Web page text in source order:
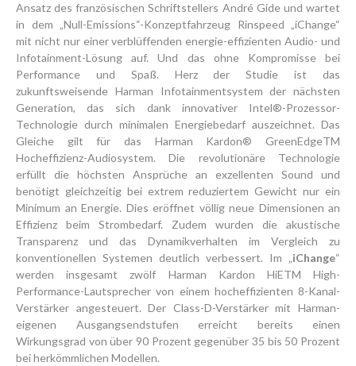
Ansatz des französischen Schriftstellers André Gide und wartet
in dem „Null-Emissions“-Konzeptfahrzeug Rinspeed „iChange“
mit nicht nur einer verblüffenden energie-effizienten Audio- und
Infotainment-Lösung auf. Und das ohne Kompromisse bei
Performance und Spaß. Herz der Studie ist das
zukunftsweisende Harman Infotainmentsystem der nächsten
Generation, das sich dank innovativer Intel®-Prozessor-
Technologie durch minimalen Energiebedarf auszeichnet. Das
Gleiche gilt für das Harman Kardon® GreenEdgeTM
Hocheffizienz-Audiosystem. Die revolutionäre Technologie
erfüllt die höchsten Ansprüche an exzellenten Sound und
benötigt gleichzeitig bei extrem reduziertem Gewicht nur ein
Minimum an Energie. Dies eröffnet völlig neue Dimensionen an
Effizienz beim Strombedarf. Zudem wurden die akustische
Transparenz und das Dynamikverhalten im Vergleich zu
konventionellen Systemen deutlich verbessert. Im „iChange“
werden insgesamt zwölf Harman Kardon HiETM High-
Performance-Lautsprecher von einem hocheffizienten 8-Kanal-
Verstärker angesteuert. Der Class-D-Verstärker mit Harman-
eigenen Ausgangsendstufen erreicht bereits einen
Wirkungsgrad von über 90 Prozent gegenüber 35 bis 50 Prozent
bei herkömmlichen Modellen.